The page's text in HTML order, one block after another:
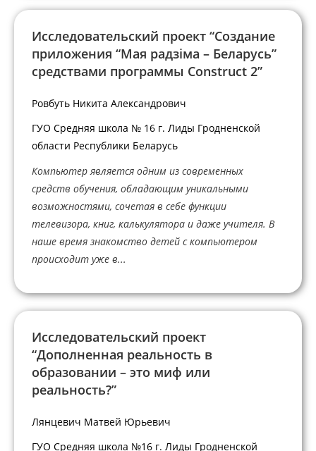
Исследовательский проект “Создание
приложения “Мая радзіма – Беларусь”
средствами программы Construct 2”
Ровбуть Никита Александрович
ГУО Средняя школа № 16 г. Лиды Гродненской
области Республики Беларусь
Компьютер является одним из современных
средств обучения, обладающим уникальными
возможностями, сочетая в себе функции
телевизора, книг, калькулятора и даже учителя. В
наше время знакомство детей с компьютером
происходит уже в...
Исследовательский проект
“Дополненная реальность в
образовании – это миф или
реальность?”
Лянцевич Матвей Юрьевич
ГУО Средняя школа №16 г. Лиды Гродненской